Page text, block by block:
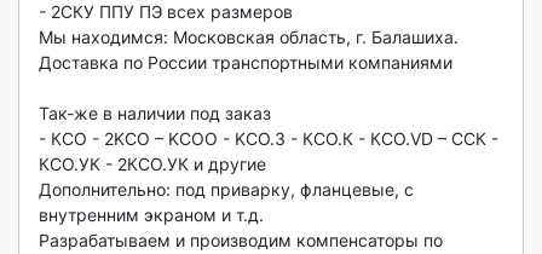
- 2СКУ ППУ ПЭ всех размеров
Мы находимся: Московская область, г. Балашиха.
Доставка по России транспортными компаниями
Так-же в наличии под заказ
- КСО - 2KCO – KCOО - KCO.3 - КСО.К - КСО.VD – ССК -
КСО.УК - 2КСО.УК и другие
Дополнительно: под приварку, фланцевые, с
внутренним экраном и т.д.
Разрабатываем и производим компенсаторы по